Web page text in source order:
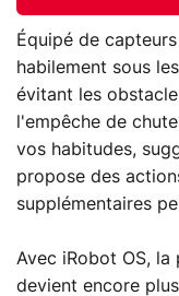
Équipé de
habilement sous
évitant les
l'empêche de
vos habitudes,
propose des
supplémentaires
Avec iRobot OS,
devient encore